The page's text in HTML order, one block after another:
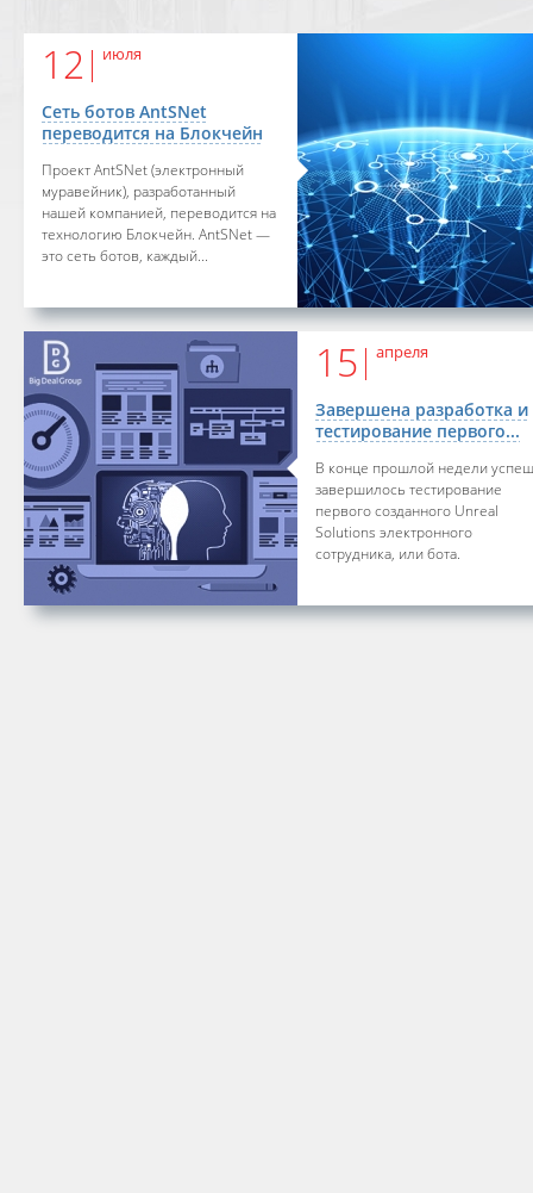
12 июля
Сеть ботов AntSNet
переводится на Блокчейн
Проект AntSNet (электронный
муравейник), разработанный
нашей компанией, переводится на
технологию Блокчейн. AntSNet —
это сеть ботов, каждый...
15 апреля
Завершена разработка и
тестирование первого...
В конце прошлой недели
завершилось тестирование
первого созданного Unreal
Solutions электронного
сотрудника, или бота.